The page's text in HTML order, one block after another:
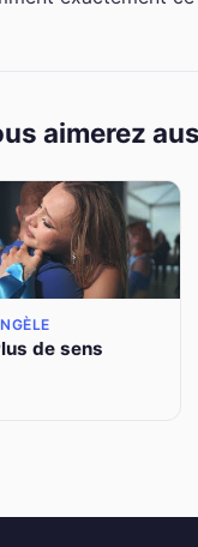
aimerez
de sens